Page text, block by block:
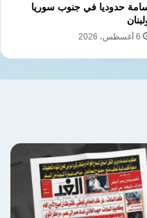
الأولى
نسخ الرابط
حدوديا في جنوب سوريا
6 أغسطس، 2026